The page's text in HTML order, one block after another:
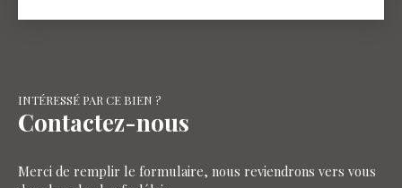
INTÉRESSÉ PAR CE BIEN ?
Contactez-nous
Merci de remplir le formulaire, nous reviendrons vers vous